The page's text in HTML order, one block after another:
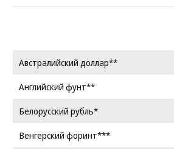
Австралийский доллар**
Английский фунт**
Белорусский рубль*
Венгерский форинт***